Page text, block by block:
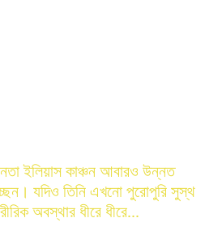
ইলিয়াস কাঞ্চন আবারও উন্নত
যদিও তিনি এখনো পুরোপুরি সুস্থ
অবস্থার ধীরে ধীরে...